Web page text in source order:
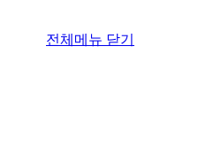
전체메뉴 닫기